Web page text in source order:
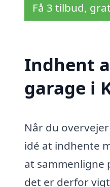
Få 3 tilbud,
Indhent
garage i
Når du
idé at indhente
at sammenligne
det er derfor